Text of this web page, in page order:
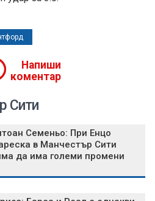
Напиши
коментар
Сити
Семеньо: При Енцо
в Манчестър Сити
да има големи промени